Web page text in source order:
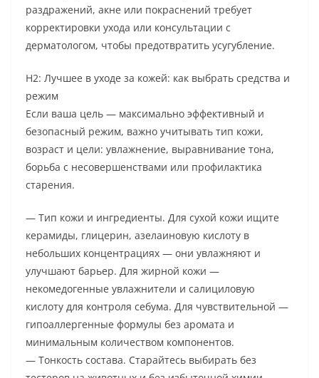
раздражений, акне или покраснений требует
корректировки ухода или консультации с
дерматологом, чтобы предотвратить усугубление.
H2: Лучшее в уходе за кожей: как выбрать средства и
режим
Если ваша цель — максимально эффективный и
безопасный режим, важно учитывать тип кожи,
возраст и цели: увлажнение, выравнивание тона,
борьба с несовершенствами или профилактика
старения.
— Тип кожи и ингредиенты. Для сухой кожи ищите
керамиды, глицерин, азелаиновую кислоту в
небольших концентрациях — они увлажняют и
улучшают барьер. Для жирной кожи —
некомедогенные увлажнители и салициловую
кислоту для контроля себума. Для чувствительной —
гипоаллергенные формулы без аромата и
минимальным количеством компонентов.
— Тонкость состава. Старайтесь выбирать без